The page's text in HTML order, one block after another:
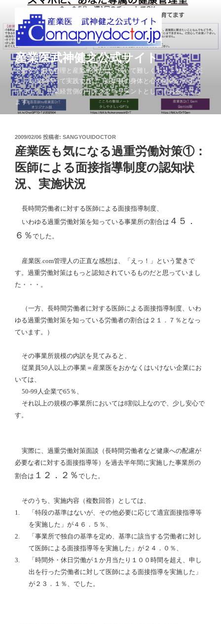
テ
ン
プ
産業医武神健之公式サイト
労働安全衛生管理と産業医活動は、決して難しくありません。 正
しい知識を持って実践すれば、従業員の身体と心の健康の実現だ
けでなく、企業経営側のリスクマネジメントとしてもお役に立ち
ます。
投
稿
日:
2009/02/06 投稿者: SANGYOUIDOCTOR
産業医も気になる過重労働対策①：
医師による面接指導制度の認知状
況、実施状況
長時間労働者に対する医師による面接指導制度、
いわゆる過重労働対策を知っている事業所の割合は ４５．
６％でした。
産業医.com管理人の正直な感想は、「えっ！」という驚きで
す。過重労働対策はもっと認知されているものだと思っていまし
た・・・。
（一方、長時間労働者に対する医師による面接指導制度、いわ
ゆる過重労働対策を知っている労働者の割合は２１．７％となっ
ています。）
その事業所規模の内訳を見てみると、
従業員50 人以上の事業＝産業医をおかなくはいけない企業にお
いては、
50-99 人企業で65 ％、
それ以上の規模の事業所においては8割以上なので、少し安心で
す。
実際に、過重労働対策面談（長時間労働者など健康への配慮が
必要な者に対する面接指導等）を過去半年間に実施した事業所の
割合は １２．２％でした。
そのうち、実施内容（複数回答）としては、
1.
「特段の基準はないが、その他必要に応じて適宜面接指導等
を実施した」が４６．５％、
2.
「事業所で独自の基準を定め、基準に該当する労働者に対し
て医師による面接指導等を実施した」が２４．０％、
3.
「時間外・休日労働が１か月当たり１００時間を超え、申し
出を行った労働者に対して医師による面接指導を実施した」
が２３．１％、でした。